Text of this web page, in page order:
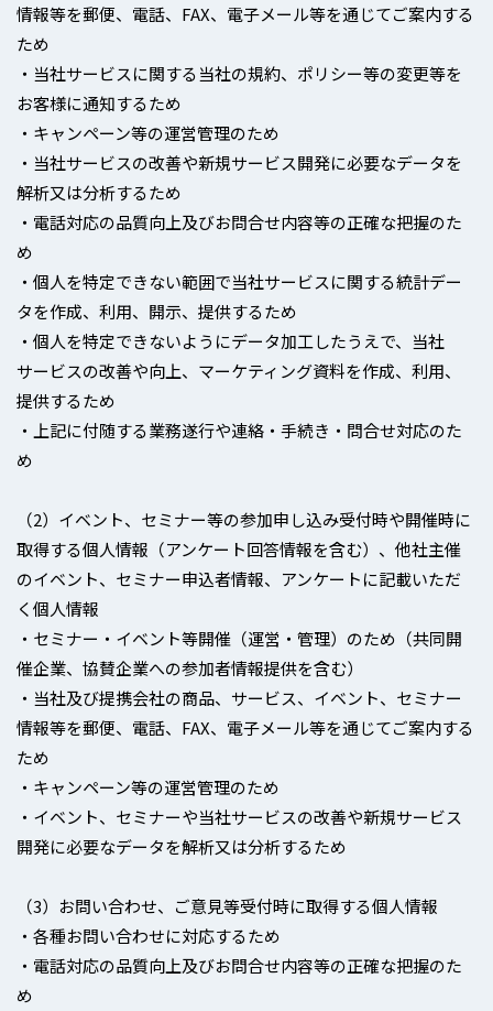
情報等を郵便、電話、FAX、電子メール等を通じてご案内する
ため
・当社サービスに関する当社の規約、ポリシー等の変更等を
お客様に通知するため
・キャンペーン等の運営管理のため
・当社サービスの改善や新規サービス開発に必要なデータを
解析又は分析するため
・電話対応の品質向上及びお問合せ内容等の正確な把握のた
め
・個人を特定できない範囲で当社サービスに関する統計デー
タを作成、利用、開示、提供するため
・個人を特定できないようにデータ加工したうえで、当社
サービスの改善や向上、マーケティング資料を作成、利用、
提供するため
・上記に付随する業務遂行や連絡・手続き・問合せ対応のた
め
（2）イベント、セミナー等の参加申し込み受付時や開催時に
取得する個人情報（アンケート回答情報を含む）、他社主催
のイベント、セミナー申込者情報、アンケートに記載いただ
く個人情報
・セミナー・イベント等開催（運営・管理）のため（共同開
催企業、協賛企業への参加者情報提供を含む）
・当社及び提携会社の商品、サービス、イベント、セミナー
情報等を郵便、電話、FAX、電子メール等を通じてご案内する
ため
・キャンペーン等の運営管理のため
・イベント、セミナーや当社サービスの改善や新規サービス
開発に必要なデータを解析又は分析するため
（3）お問い合わせ、ご意見等受付時に取得する個人情報
・各種お問い合わせに対応するため
・電話対応の品質向上及びお問合せ内容等の正確な把握のた
め